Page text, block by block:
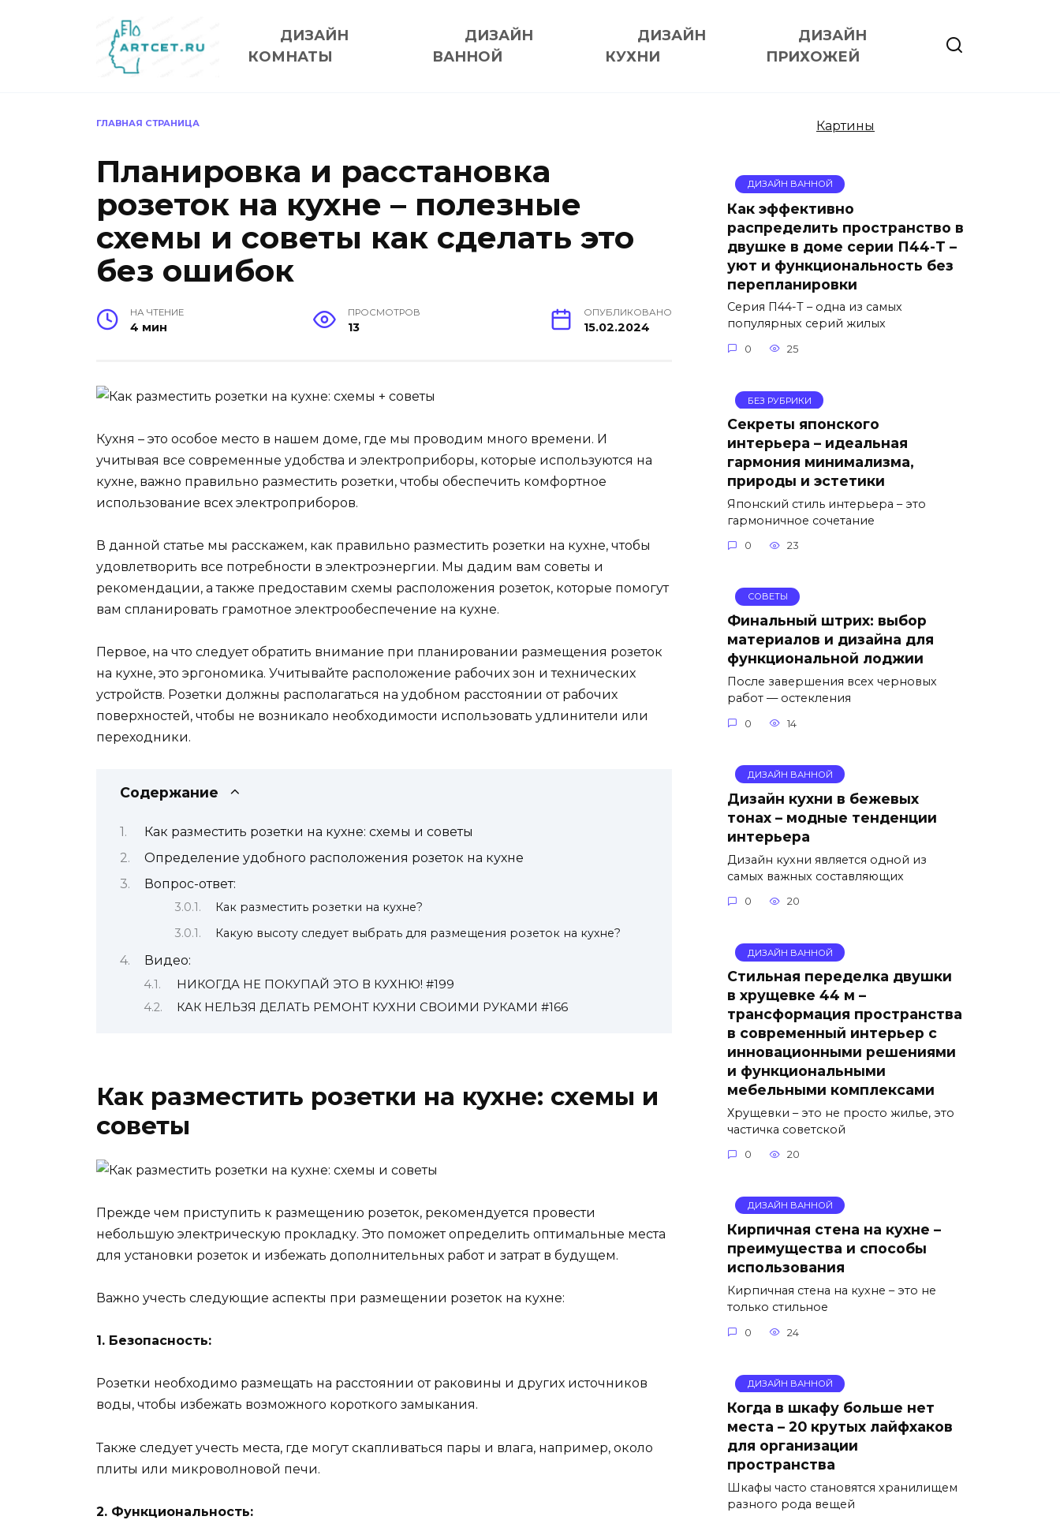
ДИЗАЙН
КОМНАТЫ
ДИЗАЙН
ВАННОЙ
ДИЗАЙН
КУХНИ
ДИЗАЙН
ПРИХОЖЕЙ
ГЛАВНАЯ СТРАНИЦА
Планировка и расстановка
розеток на кухне – полезные
схемы и советы как сделать это
без ошибок
НА ЧТЕНИЕ
4 мин
ПРОСМОТРОВ
13
ОПУБЛИКОВАНО
15.02.2024
Кухня – это особое место в нашем доме, где мы проводим много времени. И
учитывая все современные удобства и электроприборы, которые используются на
кухне, важно правильно разместить розетки, чтобы обеспечить комфортное
использование всех электроприборов.
В данной статье мы расскажем, как правильно разместить розетки на кухне, чтобы
удовлетворить все потребности в электроэнергии. Мы дадим вам советы и
рекомендации, а также предоставим схемы расположения розеток, которые помогут
вам спланировать грамотное электрообеспечение на кухне.
Первое, на что следует обратить внимание при планировании размещения розеток
на кухне, это эргономика. Учитывайте расположение рабочих зон и технических
устройств. Розетки должны располагаться на удобном расстоянии от рабочих
поверхностей, чтобы не возникало необходимости использовать удлинители или
переходники.
Содержание
Как разместить розетки на кухне: схемы и советы
Определение удобного расположения розеток на кухне
Вопрос-ответ:
Как разместить розетки на кухне?
Какую высоту следует выбрать для размещения розеток на кухне?
Видео:
НИКОГДА НЕ ПОКУПАЙ ЭТО В КУХНЮ! #199
КАК НЕЛЬЗЯ ДЕЛАТЬ РЕМОНТ КУХНИ СВОИМИ РУКАМИ #166
Как разместить розетки на кухне: схемы и
советы
Прежде чем приступить к размещению розеток, рекомендуется провести
небольшую электрическую прокладку. Это поможет определить оптимальные места
для установки розеток и избежать дополнительных работ и затрат в будущем.
Важно учесть следующие аспекты при размещении розеток на кухне:
1. Безопасность:
Розетки необходимо размещать на расстоянии от раковины и других источников
воды, чтобы избежать возможного короткого замыкания.
Также следует учесть места, где могут скапливаться пары и влага, например, около
плиты или микроволновой печи.
2. Функциональность:
Картины
ДИЗАЙН ВАННОЙ
Как эффективно
распределить пространство в
двушке в доме серии П44-Т –
уют и функциональность без
перепланировки
Серия П44-Т – одна из самых
популярных серий жилых
0 25
БЕЗ РУБРИКИ
Секреты японского
интерьера – идеальная
гармония минимализма,
природы и эстетики
Японский стиль интерьера – это
гармоничное сочетание
0 23
СОВЕТЫ
Финальный штрих: выбор
материалов и дизайна для
функциональной лоджии
После завершения всех черновых
работ — остекления
0 14
ДИЗАЙН ВАННОЙ
Дизайн кухни в бежевых
тонах – модные тенденции
интерьера
Дизайн кухни является одной из
самых важных составляющих
0 20
ДИЗАЙН ВАННОЙ
Стильная переделка двушки
в хрущевке 44 м –
трансформация пространства
в современный интерьер с
инновационными решениями
и функциональными
мебельными комплексами
Хрущевки – это не просто жилье, это
частичка советской
0 20
ДИЗАЙН ВАННОЙ
Кирпичная стена на кухне –
преимущества и способы
использования
Кирпичная стена на кухне – это не
только стильное
0 24
ДИЗАЙН ВАННОЙ
Когда в шкафу больше нет
места – 20 крутых лайфхаков
для организации
пространства
Шкафы часто становятся хранилищем
разного рода вещей